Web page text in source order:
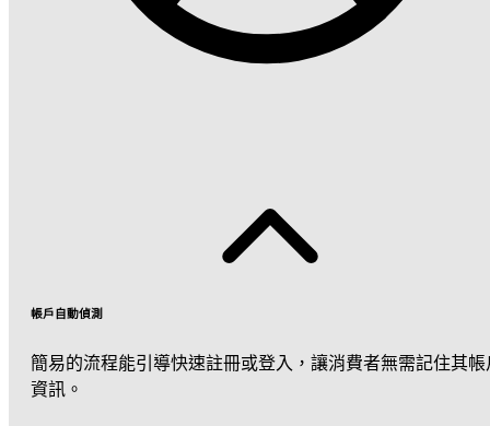
帳戶自動偵測
簡易的流程能引導快速註冊或登入，讓消費者無需記住其帳
資訊。